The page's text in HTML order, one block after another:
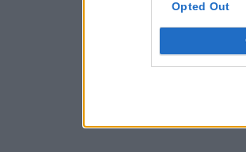
Opted Out